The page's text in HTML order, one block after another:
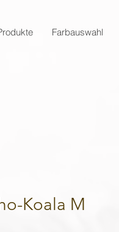
Farbauswahl
Koala M